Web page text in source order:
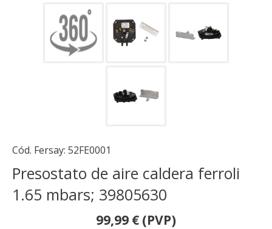
Cód. Fersay: 52FE0001
Presostato de aire caldera ferroli
1.65 mbars; 39805630
99,99 € (PVP)